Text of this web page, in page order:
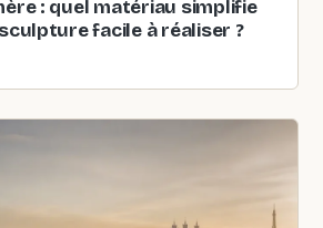
: quel matériau simplifie
facile à réaliser ?